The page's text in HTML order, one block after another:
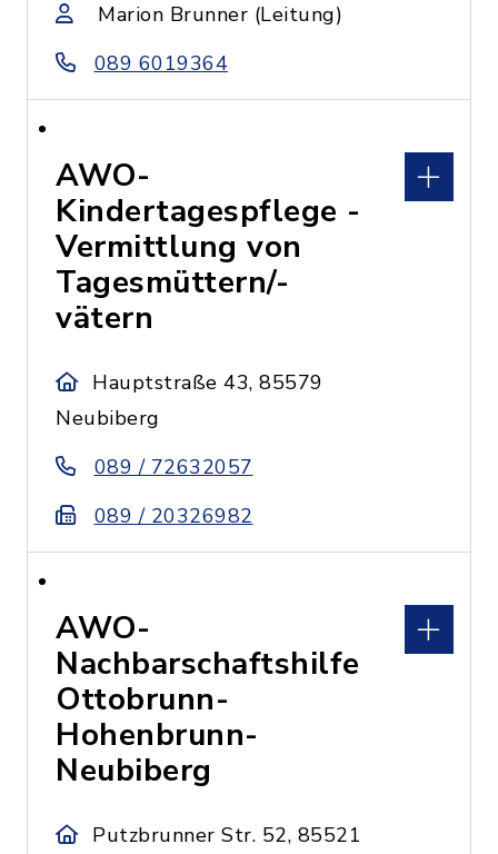
Marion Brunner (Leitung)
089 6019364
AWO-
Kindertagespflege -
Vermittlung von
Tagesmüttern/-
vätern
Hauptstraße 43, 85579
Neubiberg
089 / 72632057
089 / 20326982
AWO-
Nachbarschaftshilfe
Ottobrunn-
Hohenbrunn-
Neubiberg
Putzbrunner Str. 52, 85521